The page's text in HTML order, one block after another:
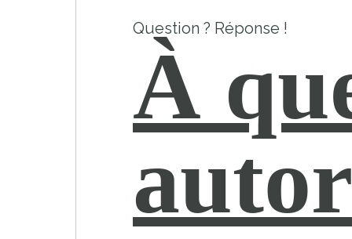
Question ? Réponse !
À